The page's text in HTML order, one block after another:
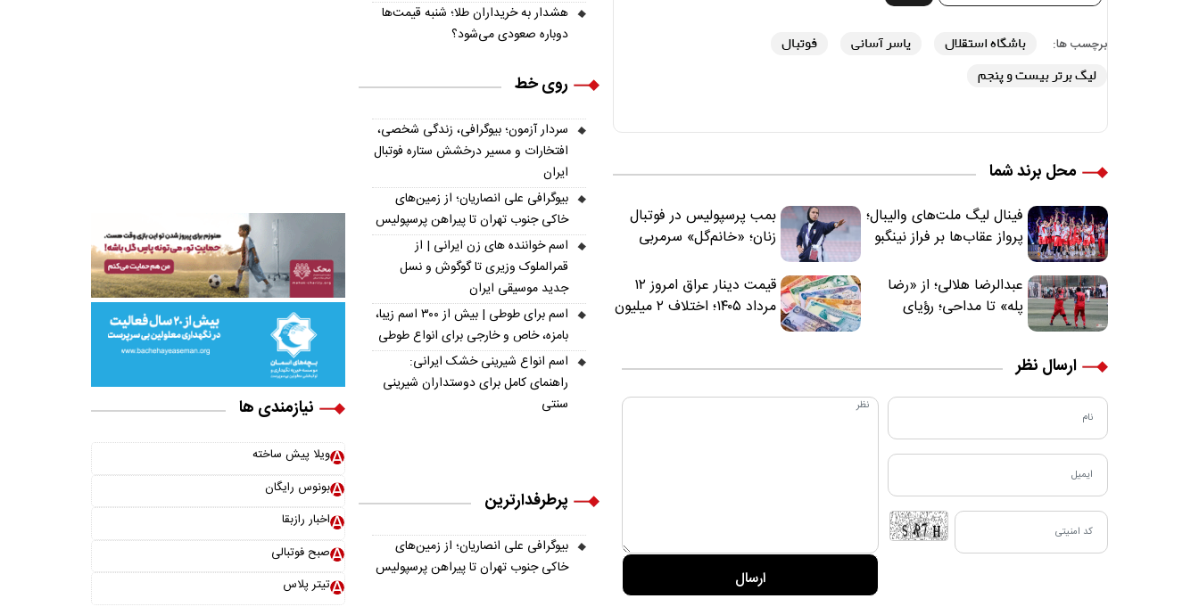
برچسب ها: باشگاه استقلال یاسر آسانی
فوتبال
لیگ برتر بیست و پنجم
محل برند شما
فینال لیگ ملت‌های والیبال؛
پرواز عقاب‌ها بر فراز نینگبو
بمب پرسپولیس در فوتبال
زنان؛ «خانم‌گل» سرمربی
عبدالرضا هلالی؛ از «رضا
پله» تا مداحی؛ رؤیای
قیمت دینار عراق امروز ۱۲
مرداد ۱۴۰۵؛ اختلاف ۲ میلیون
ارسال نظر
هشدار به خریداران طلا؛ شنبه قیمت‌ها
دوباره صعودی می‌شود؟
روی خط
سردار آزمون؛ بیوگرافی، زندگی شخصی،
افتخارات و مسیر درخشش ستاره فوتبال
ایران
بیوگرافی علی انصاریان؛ از زمین‌های
خاکی جنوب تهران تا پیراهن پرسپولیس
اسم خواننده های زن ایرانی | از
قمرالملوک وزیری تا گوگوش و نسل
جدید موسیقی ایران
اسم برای طوطی | بیش از ۳۰۰ اسم زیبا،
بامزه، خاص و خارجی برای انواع طوطی
اسم انواع شیرینی خشک ایرانی:
راهنمای کامل برای دوستداران شیرینی
سنتی
پرطرفدارترین
بیوگرافی علی انصاریان؛ از زمین‌های
خاکی جنوب تهران تا پیراهن پرسپولیس
نیازمندی ها
ویلا پیش ساخته
بونوس رایگان
اخبار رازبقا
صبح فوتبالی
تیتر پلاس